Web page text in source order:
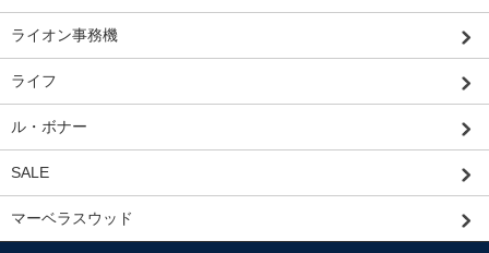
ライオン事務機
ライフ
ル・ボナー
SALE
マーベラスウッド